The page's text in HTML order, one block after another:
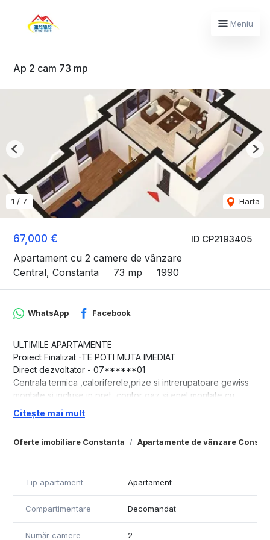
Meniu
Ap 2 cam 73 mp
ID CP2193405
67,000 €
Apartament cu 2 camere de vânzare
Central, Constanta
73 mp 1990
1 / 7 Harta
Previous
Oferte imobiliare Constanta Apartamente de vânzare
WhatsApp Facebook
ULTIMILE APARTAMENTE
Proiect Finalizat -TE POTI MUTA IMEDIAT
Direct dezvoltator - 07******01
Centrala termica ,caloriferele,prize si intrerupatoare gewiss
montate si incluse in pret ,contor gaz si enel montate cu
contracte active
cu accent atât pe funcționalitatea spațiului cât și pe calitatea
să te simți cu adevarat acasă.
și oferă viitorilor rezidenți multiple facilități: zonă liniștită cu
Citește mai mult
Tip apartament Apartament
Compartimentare Decomandat
Număr camere 2